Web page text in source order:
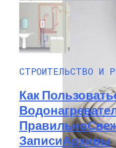
СТРОИТЕЛЬСТВО И
Как
ЗаписиАрхивы